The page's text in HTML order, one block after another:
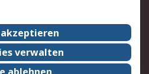
RS weltweit
Nachhaltigkeit
Presse-Center
verwalten